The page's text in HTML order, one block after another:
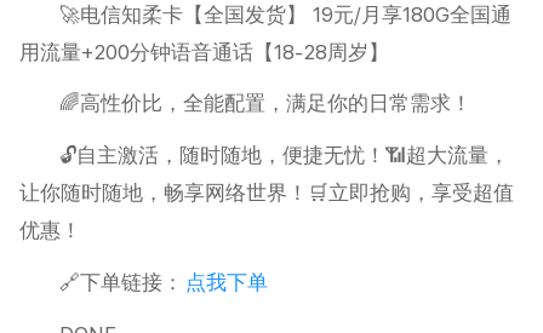
🚀电信知柔卡【全国发货】 19元/月享180G全国通
用流量+200分钟语音通话【18-28周岁】
🌈高性价比，全能配置，满足你的日常需求！
🔓自主激活，随时随地，便捷无忧！📶超大流量，
让你随时随地，畅享网络世界！🛒立即抢购，享受超值
优惠！
🔗下单链接： 点我下单